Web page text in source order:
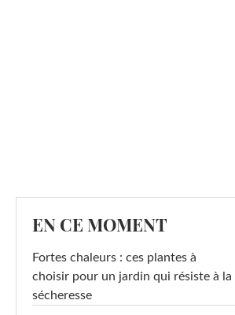
EN CE MOMENT
Fortes chaleurs : ces plantes à
choisir pour un jardin qui résiste à la
sécheresse